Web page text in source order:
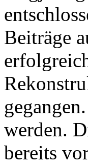
Beiträge
werden.
bereits